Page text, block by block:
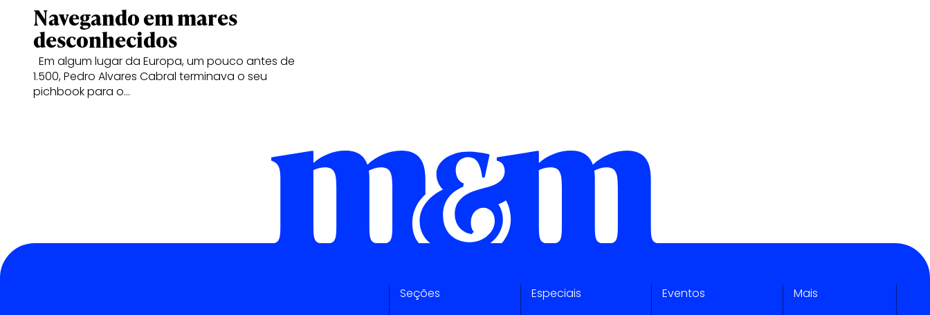
Navegando em mares
desconhecidos
Em algum lugar da Europa, um pouco antes de
1.500, Pedro Alvares Cabral terminava o seu
pichbook para o…
Seções Especiais Eventos Mais